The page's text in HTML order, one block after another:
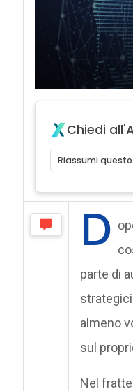
Chiedi
Riassumi
D
parte di
almeno
sul
Nel